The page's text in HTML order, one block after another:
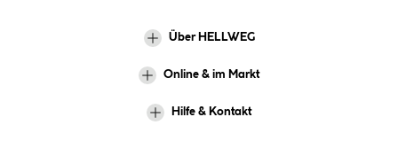
Über HELLWEG
Online & im Markt
Hilfe & Kontakt